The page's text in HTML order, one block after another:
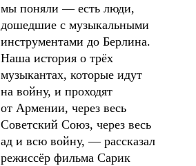
мы поняли — есть люди,
дошедшие с музыкальными
инструментами до Берлина.
Наша история о трёх
музыкантах, которые идут
на войну, и проходят
от Армении, через весь
Советский Союз, через весь
ад и всю войну, — рассказал
режиссёр фильма Сарик